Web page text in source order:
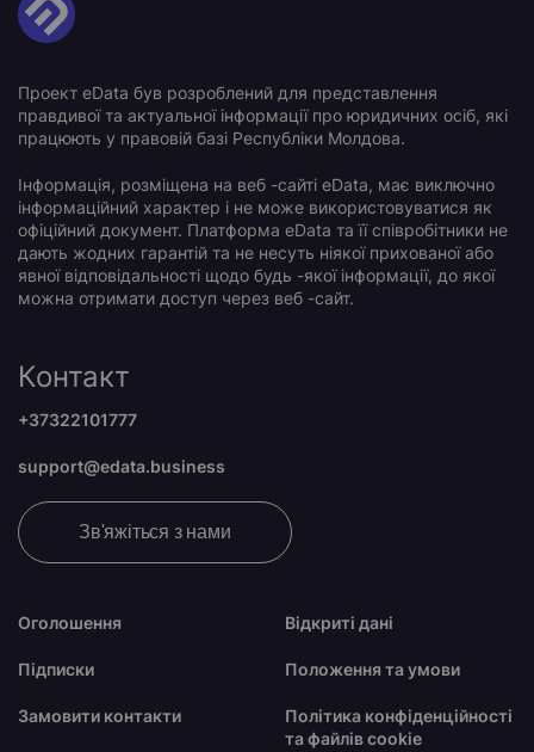
Проект eData був розроблений для представлення
правдивої та актуальної інформації про юридичних осіб, які
працюють у правовій базі Республіки Молдова.
Інформація, розміщена на веб -сайті eData, має виключно
інформаційний характер і не може використовуватися як
офіційний документ. Платформа eData та її співробітники не
дають жодних гарантій та не несуть ніякої прихованої або
явної відповідальності щодо будь -якої інформації, до якої
можна отримати доступ через веб -сайт.
Оголошення
Підписки
Замовити контакти
Відкриті дані
Положення та умови
Політика конфіденційності
та файлів cookie
Контакт
+37322101777
support@edata.business
Зв'яжіться з нами